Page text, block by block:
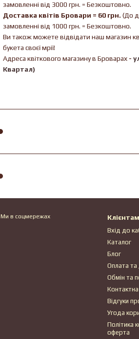
замовленні від 3000 грн. = Безкоштовно.
Доставка квітів Бровари = 60 грн. (До
замовленні від 1000 грн. = Безкоштовно.
Ви також можете відвідати наш магазин
букета своєї мрії!
Адреса квіткового магазину в Броварах -
Квартал)
Ми в соцмережах Клієнтам
Вхід до
Каталог
Блог
Оплата та
Обмін та
Відгуки
Угода
Політика
оферта